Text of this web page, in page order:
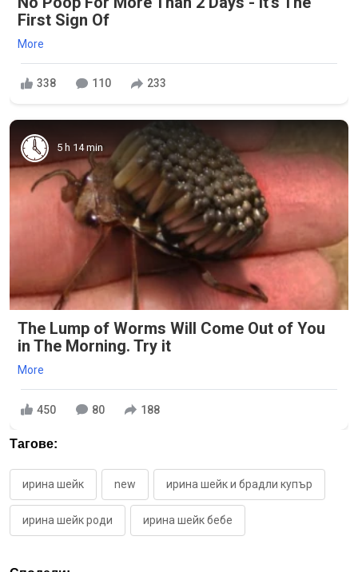
First Sign Of
More
338 110 233
5 h 14 min
The Lump of Worms Will Come Out of You
in The Morning. Try it
More
450 80 188
Тагове:
ирина шейк new ирина шейк и брадли купър
ирина шейк роди ирина шейк бебе